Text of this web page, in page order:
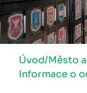
Úvod/Město
Informace o